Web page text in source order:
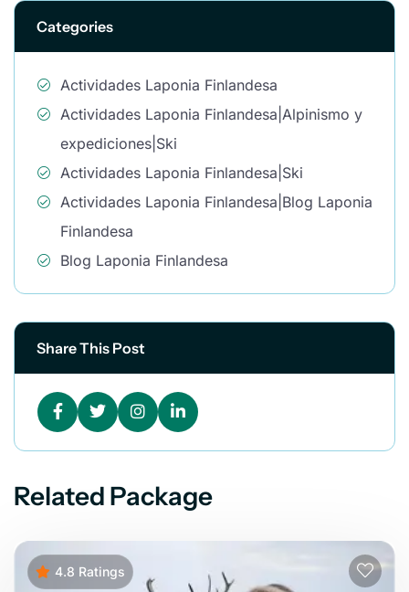
Categories
Actividades Laponia Finlandesa
Actividades Laponia Finlandesa|Alpinismo y
expediciones|Ski
Actividades Laponia Finlandesa|Ski
Actividades Laponia Finlandesa|Blog Laponia
Finlandesa
Blog Laponia Finlandesa
Share This Post
Related Package
4.8 Ratings